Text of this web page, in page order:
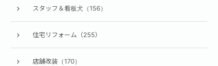
スタッフ＆看板犬（156）
住宅リフォーム（255）
店舗改装（170）